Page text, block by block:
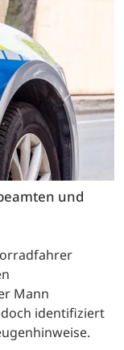
und
Mann
identifiziert